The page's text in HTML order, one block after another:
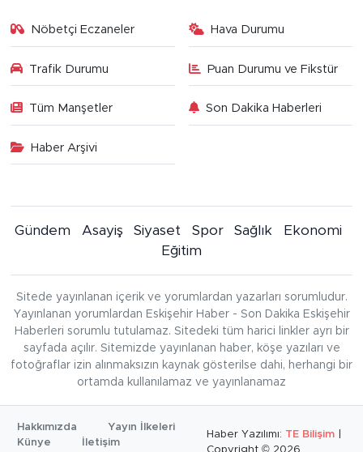
Nöbetçi Eczaneler Hava Durumu
Trafik Durumu Puan Durumu ve Fikstür
Tüm Manşetler Son Dakika Haberleri
Haber Arşivi
Gündem Asayiş Siyaset Spor Sağlık
Ekonomi
Eğitim
Sitede yayınlanan içerik ve yorumlardan yazarları sorumludur.
Yayınlanan yorumlardan Eskişehir Haber - Son Dakika Eskişehir
Haberleri sorumlu tutulamaz. Sitedeki tüm harici linkler ayrı bir
sayfada açılır. Sitemizde yayınlanan haber, köşe yazıları ve
fotoğraflar izin alınmaksızın kaynak gösterilse dahi, herhangi bir
ortamda kullanılamaz ve yayınlanamaz
Hakkımızda
Yayın İlkeleri
Künye
İletişim
Haber Yazılımı: TE Bilişim
Copyright © 2026